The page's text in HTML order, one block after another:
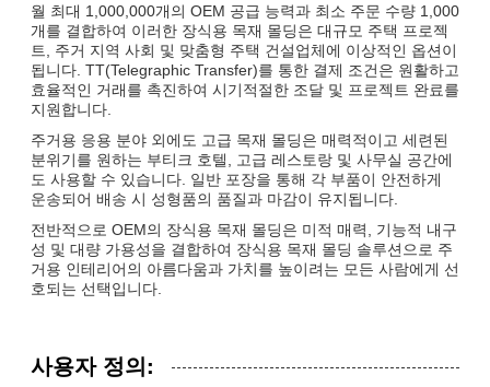
월 최대 1,000,000개의 OEM 공급 능력과 최소 주문 수량 1,000
개를 결합하여 이러한 장식용 목재 몰딩은 대규모 주택 프로젝
트, 주거 지역 사회 및 맞춤형 주택 건설업체에 이상적인 옵션이
됩니다. TT(Telegraphic Transfer)를 통한 결제 조건은 원활하고
효율적인 거래를 촉진하여 시기적절한 조달 및 프로젝트 완료를
지원합니다.
주거용 응용 분야 외에도 고급 목재 몰딩은 매력적이고 세련된
분위기를 원하는 부티크 호텔, 고급 레스토랑 및 사무실 공간에
도 사용할 수 있습니다. 일반 포장을 통해 각 부품이 안전하게
운송되어 배송 시 성형품의 품질과 마감이 유지됩니다.
전반적으로 OEM의 장식용 목재 몰딩은 미적 매력, 기능적 내구
성 및 대량 가용성을 결합하여 장식용 목재 몰딩 솔루션으로 주
거용 인테리어의 아름다움과 가치를 높이려는 모든 사람에게 선
호되는 선택입니다.
사용자 정의: